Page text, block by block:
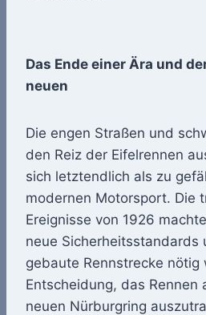
Das Ende einer Ära und
neuen
Die engen Straßen und
den Reiz der Eifelrennen
sich letztendlich als zu
modernen Motorsport. Die
Ereignisse von 1926
neue Sicherheitsstandards
gebaute Rennstrecke nötig
Entscheidung, das Rennen
neuen Nürburgring